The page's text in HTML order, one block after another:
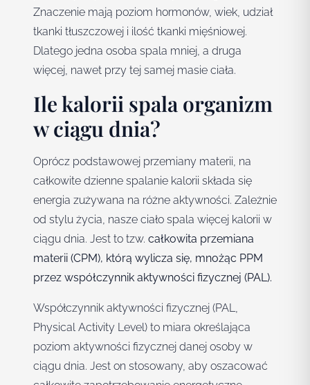
Znaczenie mają poziom hormonów, wiek, udział
tkanki tłuszczowej i ilość tkanki mięśniowej.
Dlatego jedna osoba spala mniej, a druga
więcej, nawet przy tej samej masie ciała.
Ile kalorii spala organizm
w ciągu dnia?
Oprócz podstawowej przemiany materii, na
całkowite dzienne spalanie kalorii składa się
energia zużywana na różne aktywności. Zależnie
od stylu życia, nasze ciało spala więcej kalorii w
ciągu dnia. Jest to tzw. całkowita przemiana
materii (CPM), którą wylicza się, mnożąc PPM
przez współczynnik aktywności fizycznej (PAL).
Współczynnik aktywności fizycznej (PAL,
Physical Activity Level) to miara określająca
poziom aktywności fizycznej danej osoby w
ciągu dnia. Jest on stosowany, aby oszacować